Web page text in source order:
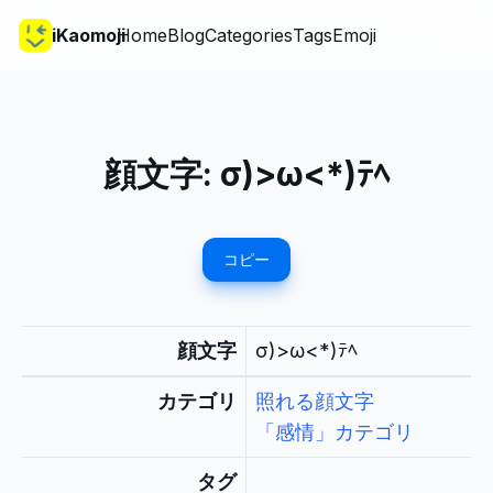
iKaomojiHomeBlogCategoriesTagsEmoji
顔文字: σ)>ω<*)ﾃﾍ
コピー
顔文字 σ)>ω<*)ﾃﾍ
カテゴリ
照れる顔文字
「感情」カテゴリ
タグ